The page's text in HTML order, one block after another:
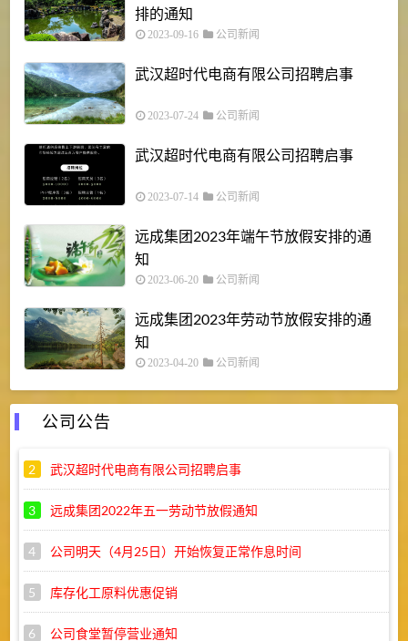
排的通知
2023-09-16 公司新闻
武汉超时代电商有限公司招聘启事
2023-07-24 公司新闻
武汉超时代电商有限公司招聘启事
2023-07-14 公司新闻
远成集团2023年端午节放假安排的通
知
2023-06-20 公司新闻
远成集团2023年劳动节放假安排的通
知
2023-04-20 公司新闻
公司公告
2 武汉超时代电商有限公司招聘启事
3 远成集团2022年五一劳动节放假通知
4 公司明天（4月25日）开始恢复正常作息时间
5 库存化工原料优惠促销
6 公司食堂暂停营业通知